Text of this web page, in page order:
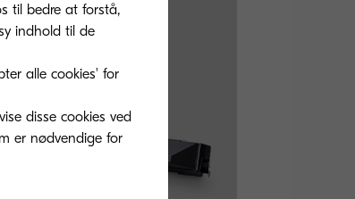
til bedre at forstå,
indhold til de
alle cookies' for
disse cookies ved
er nødvendige for